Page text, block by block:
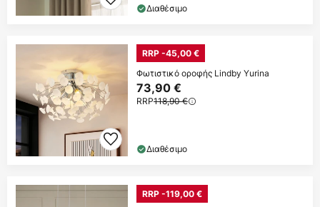
Διαθέσιμο
RRP -45,00 €
Φωτιστικό οροφής Lindby Yurina
73,90 €
RRP118,90 €
Διαθέσιμο
RRP -119,00 €